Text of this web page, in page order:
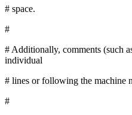
# space.
#
# Additionally, comments (such
individual
# lines or following the machine
#